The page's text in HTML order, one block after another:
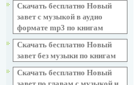
Скачать бесплатно Новый
завет с музыкой в аудио
формате mp3 по книгам
Скачать бесплатно Новый
завет без музыки по книгам
Скачать бесплатно Новый